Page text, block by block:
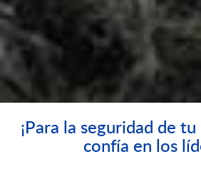
¡Para la seguridad de
confía en los